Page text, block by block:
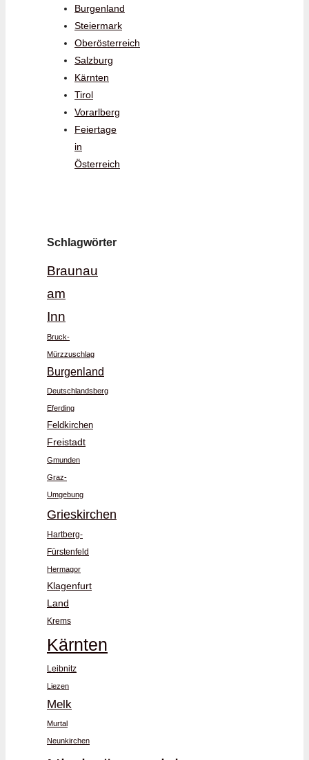
Burgenland
Steiermark
Oberösterreich
Salzburg
Kärnten
Tirol
Vorarlberg
Feiertage
in
Österreich
Schlagwörter
Braunau
am
Inn
Bruck-
Mürzzuschlag
Burgenland
Deutschlandsberg
Eferding
Feldkirchen
Freistadt
Gmunden
Graz-
Umgebung
Grieskirchen
Hartberg-
Fürstenfeld
Hermagor
Klagenfurt
Land
Krems
Kärnten
Leibnitz
Liezen
Melk
Murtal
Neunkirchen